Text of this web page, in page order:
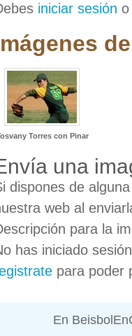
iniciar sesión
Torres con Pinar
una
dispones de
web al
para la
has iniciado
para poder
En